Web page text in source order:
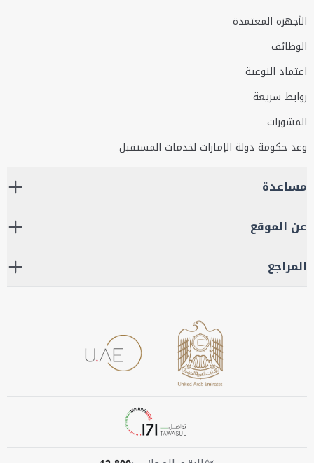
الأجهزة المعتمدة
الوظائف
اعتماد النوعية
روابط سريعة
المشورات
وعد حكومة دولة الإمارات لخدمات المستقبل
مساعدة
عن الموقع
المراجع